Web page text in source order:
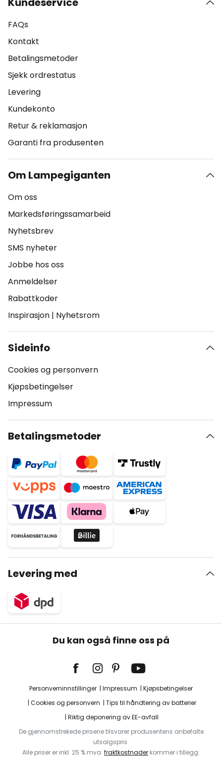
FAQs
Kontakt
Betalingsmetoder
Sjekk ordrestatus
Levering
Kundekonto
Retur & reklamasjon
Garanti fra produsenten
Om Lampegiganten
Om oss
Markedsføringssamarbeid
Nyhetsbrev
SMS nyheter
Jobbe hos oss
Anmeldelser
Rabattkoder
Inspirasjon | Nyhetsrom
Sideinfo
Cookies og personvern
Kjøpsbetingelser
Impressum
Betalingsmetoder
Levering med
Du kan også finne oss på
Personverninnstillinger Impressum
Kjøpsbetingelser
Cookies og personvern
Tips til håndtering av batterier
Riktig deponering av EE-avfall
De gjennomstrekede prisene tilsvarer produsentens anbefalte
utsalgspris.
Alle priser er inkl. 25 % mva. fraktkostnader kommer i tillegg.